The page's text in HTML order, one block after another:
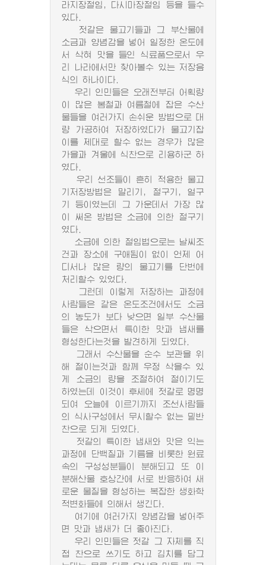
라지장절임, 다시마장절임 등을 들수
있다.
젓갈은 물고기들과 그 부산물에
소금과 양념감을 넣어 일정한 온도에
서 삭혀 맛을 들인 식료품으로서 우
리 나라에서만 찾아볼수 있는 저장음
식의 하나이다.
우리 인민들은 오래전부터 어획량
이 많은 봄철과 여름철에 잡은 수산
물들을 여러가지 손쉬운 방법으로 대
량 가공하여 저장하였다가 물고기잡
이를 제대로 할수 없는 경우가 많은
가을과 겨울에 식찬으로 리용하군 하
였다.
우리 선조들이 흔히 적용한 물고
기저장방법은 말리기, 절구기, 얼구
기 등이였는데 그 가운데서 가장 많
이 써온 방법은 소금에 의한 절구기
였다.
소금에 의한 절임법으로는 날씨조
건과 장소에 구애됨이 없이 언제 어
디서나 많은 량의 물고기를 단번에
처리할수 있었다.
그런데 이렇게 저장하는 과정에
사람들은 같은 온도조건에서도 소금
의 농도가 보다 낮으면 일부 수산물
들은 삭으면서 특이한 맛과 냄새를
형성한다는것을 발견하게 되였다.
그래서 수산물을 순수 보관을 위
해 절이는것과 함께 우정 삭을수 있
게 소금의 량을 조절하여 절이기도
하였는데 이것이 후세에 젓갈로 명명
되여 오늘에 이르기까지 조선사람들
의 식사구성에서 무시할수 없는 밑반
찬으로 되게 되였다.
젓갈의 특이한 냄새와 맛은 익는
과정에 단백질과 기름을 비롯한 원료
속의 구성성분들이 분해되고 또 이
분해산물 호상간에 서로 반응하여 새
로운 물질을 형성하는 복잡한 생화학
적변화들에 의해서 생긴다.
여기에 여러가지 양념감을 넣어주
면 맛과 냄새가 더 좋아진다.
우리 인민들은 젓갈 그 자체를 직
접 찬으로 쓰기도 하고 김치를 담그